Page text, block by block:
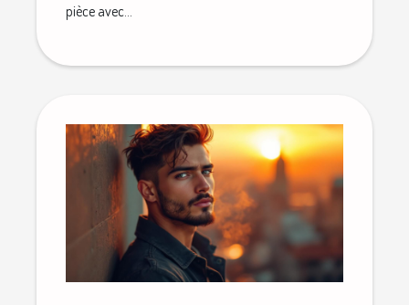
pièce avec...